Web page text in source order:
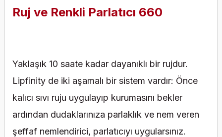
Ruj ve Renkli Parlatıcı 660
Yaklaşık 10 saate kadar dayanıklı bir rujdur.
Lipfinity de iki aşamalı bir sistem vardır: Önce
kalıcı sıvı ruju uygulayıp kurumasını bekler
ardından dudaklarınıza parlaklık ve nem veren
şeffaf nemlendirici, parlatıcıyı uygularsınız.